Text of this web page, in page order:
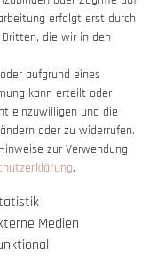
erfolgt erst durch
die wir in den
aufgrund eines
kann erteilt oder
einzuwilligen und die
oder zu widerrufen.
zur Verwendung
.
Medien